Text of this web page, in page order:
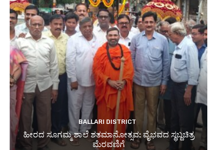
BALLARI DISTRICT
ಹೀರದ ಸೂಗಮ್ಮ ಶಾಲೆ ಶತಮಾನೋತ್ಸವ: ವೈಭವದ ಸ್ಥಬ್ದಚಿತ್ರ
ಮೆರವಣಿಗೆ